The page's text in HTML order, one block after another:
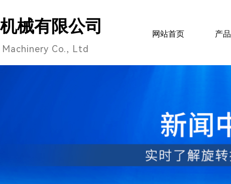
网站首页 产
械有限公司
Co., Ltd